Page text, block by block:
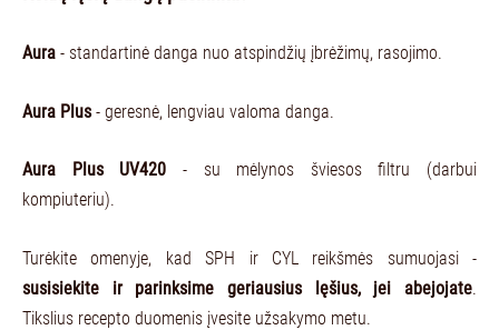
Aura - standartinė danga nuo atspindžių įbrėžimų, rasojimo.
Aura Plus- geresnė, lengviau valoma danga.
Aura Plus UV420 - su mėlynos šviesos filtru (darbui
kompiuteriu).
Turėkite omenyje, kad SPH ir CYL reikšmės sumuojasi -
susisiekite ir parinksime geriausius lęšius, jei abejojate.
Tikslius recepto duomenis įvesite užsakymo metu.